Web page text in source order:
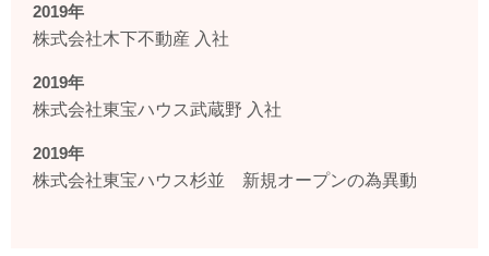
2019年
株式会社木下不動産 入社
2019年
株式会社東宝ハウス武蔵野 入社
2019年
株式会社東宝ハウス杉並 新規オープンの為異動